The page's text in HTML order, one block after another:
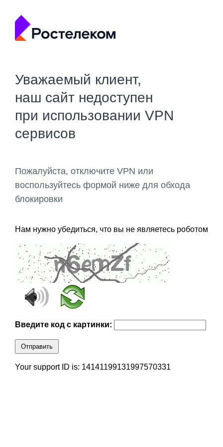
Уважаемый клиент,
наш сайт недоступен
при использовании VPN
сервисов
Пожалуйста, отключите VPN или
воспользуйтесь формой ниже для обхода
блокировки
Нам нужно убедиться, что вы не являетесь роботом
Введите код с картинки:
Отправить
Your support ID is: 14141199131997570331